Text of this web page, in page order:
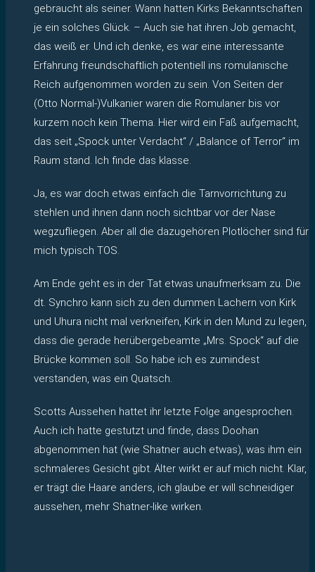
gebraucht als seiner. Wann hatten Kirks Bekanntschaften
je ein solches Glück. – Auch sie hat ihren Job gemacht,
das weiß er. Und ich denke, es war eine interessante
Erfahrung freundschaftlich potentiell ins romulanische
Reich aufgenommen worden zu sein. Von Seiten der
(Otto Normal-)Vulkanier waren die Romulaner bis vor
kurzem noch kein Thema. Hier wird ein Faß aufgemacht,
das seit „Spock unter Verdacht“ / „Balance of Terror“ im
Raum stand. Ich finde das klasse.
Ja, es war doch etwas einfach die Tarnvorrichtung zu
stehlen und ihnen dann noch sichtbar vor der Nase
wegzufliegen. Aber all die dazugehören Plotlöcher sind für
mich typisch TOS.
Am Ende geht es in der Tat etwas unaufmerksam zu. Die
dt. Synchro kann sich zu den dummen Lachern von Kirk
und Uhura nicht mal verkneifen, Kirk in den Mund zu legen,
dass die gerade herübergebeamte „Mrs. Spock“ auf die
Brücke kommen soll. So habe ich es zumindest
verstanden, was ein Quatsch.
Scotts Aussehen hattet ihr letzte Folge angesprochen.
Auch ich hatte gestutzt und finde, dass Doohan
abgenommen hat (wie Shatner auch etwas), was ihm ein
schmaleres Gesicht gibt. Älter wirkt er auf mich nicht. Klar,
er trägt die Haare anders, ich glaube er will schneidiger
aussehen, mehr Shatner-like wirken.